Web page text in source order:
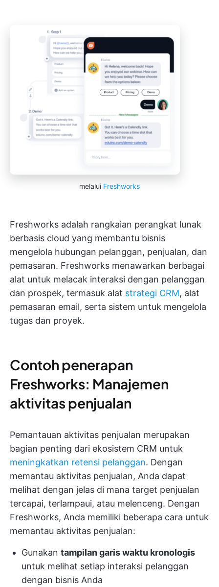
melalui Freshworks
Freshworks adalah rangkaian perangkat lunak
berbasis cloud yang membantu bisnis
mengelola hubungan pelanggan, penjualan, dan
pemasaran. Freshworks menawarkan berbagai
alat untuk melacak interaksi dengan pelanggan
dan prospek, termasuk alat strategi CRM, alat
pemasaran email, serta sistem untuk mengelola
tugas dan proyek.
Contoh penerapan
Freshworks: Manajemen
aktivitas penjualan
Pemantauan aktivitas penjualan merupakan
bagian penting dari ekosistem CRM untuk
meningkatkan retensi pelanggan. Dengan
memantau aktivitas penjualan, Anda dapat
melihat dengan jelas di mana target penjualan
tercapai, terlampaui, atau melenceng. Dengan
Freshworks, Anda memiliki beberapa cara untuk
memantau aktivitas penjualan:
Gunakan tampilan garis waktu kronologis
untuk melihat setiap interaksi pelanggan
dengan bisnis Anda